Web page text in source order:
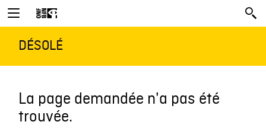
DÉSOLÉ
La page demandée n'a pas été
trouvée.